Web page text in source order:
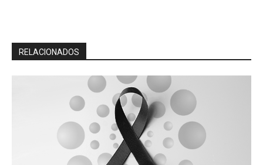
RELACIONADOS